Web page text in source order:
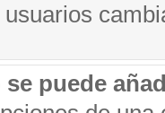
puede